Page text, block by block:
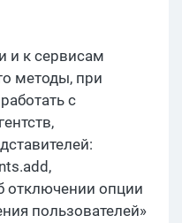
и к сервисам
методы, при
с
отключении опции
пользователей»